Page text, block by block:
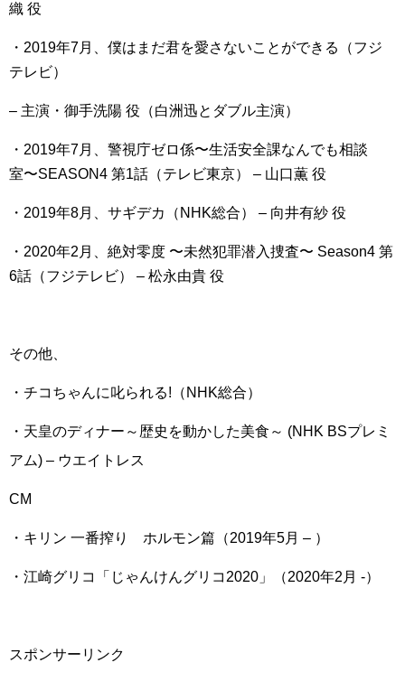
織 役
・2019年7月、僕はまだ君を愛さないことができる（フジ
テレビ）
– 主演・御手洗陽 役（白洲迅とダブル主演）
・2019年7月、警視庁ゼロ係〜生活安全課なんでも相談
室〜SEASON4 第1話（テレビ東京） – 山口薫 役
・2019年8月、サギデカ（NHK総合） – 向井有紗 役
・2020年2月、絶対零度 〜未然犯罪潜入捜査〜 Season4 第
6話（フジテレビ） – 松永由貴 役
その他、
・チコちゃんに叱られる!（NHK総合）
・天皇のディナー～歴史を動かした美食～ (NHK BSプレミ
アム) – ウエイトレス
CM
・キリン 一番搾り ホルモン篇（2019年5月 – ）
・江崎グリコ「じゃんけんグリコ2020」（2020年2月 -）
スポンサーリンク